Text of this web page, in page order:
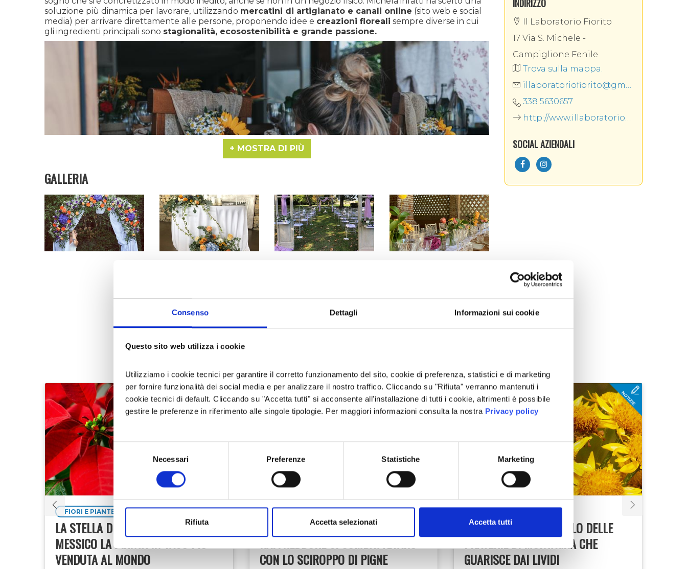
Consenso Dettagli Informazioni sui cookie
Questo sito web utilizza i cookie
Utilizziamo i cookie tecnici per garantire il corretto funzionamento del sito, cookie di preferenza, statistici e di marketing
per fornire funzionalità dei social media e per analizzare il nostro traffico. Cliccando su "Rifiuta" verranno mantenuti i
cookie tecnici di default. Cliccando su "Accetta tutti" si acconsente all'installazione di tutti i cookie, altrimenti è possibile
gestire le preferenze in riferimento alle singole tipologie. Per maggiori informazioni consulta la nostra Privacy policy
consenso
Necessari Preferenze Statistiche Marketing
Rifiuta Accetta selezionati Accetta tutti
soluzione più dinamica per lavorare, utilizzando mercatini di artigianato e canali online (sito web e social
media) per arrivare direttamente alle persone, proponendo idee e creazioni floreali sempre diverse in cui
gli ingredienti principali sono stagionalità, ecosostenibilità e grande passione.
Nel Laboratorio Fiorito - che si trova aCampiglione Fenile
essenze di stagione più adatti a rendere speciale il loro evento. La passione per gliallestimenti floreali di
matrimoni
e la conoscenza delle storie delle coppie di sposi permette a Michela di aiutarli a progettare il loro
Giorno Speciale curando ogni particolare nei minimi dettagli, dall’addobbo al bouquet della sposa.
Contattando Michela è possibile inoltre per avere consegne a domicilio di mazzi di fiori freschi e secchi,
composizioni floreali, ghirlande e kokedama.
MOSTRA DI PIÙ
GALLERIA
INDIRIZZO
Il Laboratorio Fiorito
17 Via S. Michele -
Campiglione Fenile
Trova sulla mappa.
illaboratoriofiorito@gmail.com
338 5630657
http://www.illaboratoriofiorito.it/
SOCIAL AZIENDALI
MOSTRA AZIENDA SULLA MAPPA
FIORI E PIANTE
LA STELLA DI NATALE: ARRIVA DAL
MESSICO LA PIANTA IN VASO PIÙ
VENDUTA AL MONDO
FIORI E PIANTE
QUANDO LA TOSSE E IL
RAFFREDDORE SI COMBATTEVANO
CON LO SCIROPPO DI PIGNE
L’ARNICA, IL FIORE GIALLO DELLE
PRATERIE DI MONTAGNA CHE
GUARISCE DAI LIVIDI